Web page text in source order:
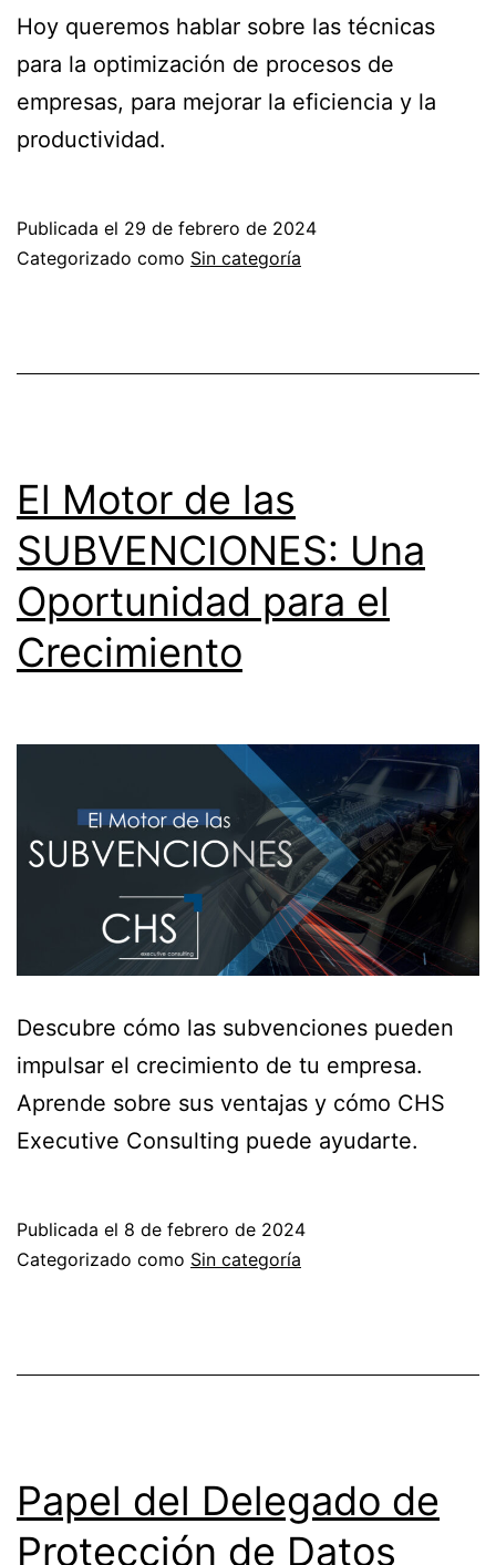
Hoy queremos hablar sobre las técnicas
para la optimización de procesos de
empresas, para mejorar la eficiencia y la
productividad.
Publicada el 29 de febrero de 2024
Categorizado como Sin categoría
El Motor de las
SUBVENCIONES: Una
Oportunidad para el
Crecimiento
Descubre cómo las subvenciones pueden
impulsar el crecimiento de tu empresa.
Aprende sobre sus ventajas y cómo CHS
Executive Consulting puede ayudarte.
Publicada el 8 de febrero de 2024
Categorizado como Sin categoría
Papel del Delegado de
Protección de Datos